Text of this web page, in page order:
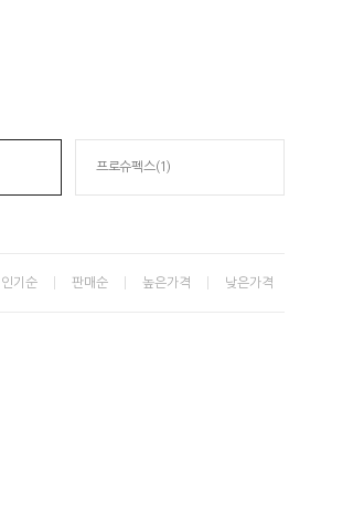
프로슈펙스(1)
인기순 판매순 높은가격 낮은가격